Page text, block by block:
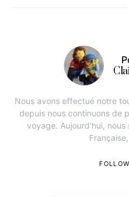
Nous avons effectué notre
depuis nous continuons de
voyage. Aujourd'hui, nous
FOLLOW